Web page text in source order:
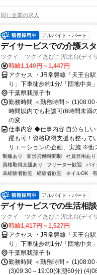
同じ企業の求人
アルバイト・パート
デイサービスでの介護ス
ツクイ ツクイあびこ湖北台(デイ
時給1,140円～1,447円
アクセス ・JR常磐線「天王台
り」下車徒歩約1分/「団地中央
千葉県我孫子市
勤務時間 ＜勤務時間＞
時間以内でも相談可(6時間未
の変...
仕事内容 ◆仕事内容 自分らし
躍も可！資格取得支援も整っ
リエーションの企画、実施 ※他
制服あり 変形労働時間制 社員登用あり
資格取得支援あり
フリーター歓迎 バ
未経験者歓迎
経験者歓迎 ネイルOK
アルバイト・パート
デイサービスでの生活相
ツクイ ツクイあびこ湖北台(デイ
時給1,417円～1,527円
アクセス ・JR常磐線「天王台
り」下車徒歩約1分/「団地中央
千葉県我孫子市
勤務時間 ＜勤務時間＞
(3)09:30～19:00(休憩60分)